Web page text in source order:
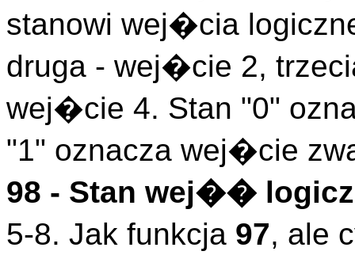
stanowi wej�cia
druga - wej�cie 2,
wej�cie 4. Stan "0"
"1" oznacza wej�cie
98 - Stan wej��
5-8. Jak funkcja 97, ale